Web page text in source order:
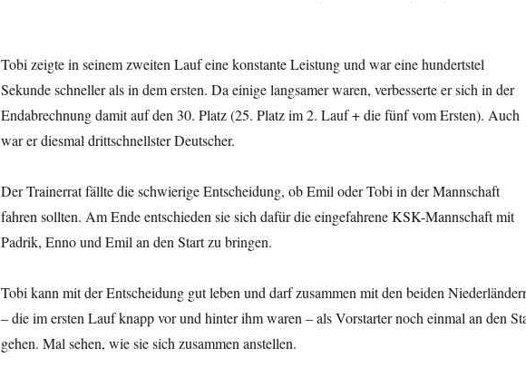
Tobi zeigte in seinem zweiten Lauf eine konstante Leistung und war eine hundertstel
Sekunde schneller als in dem ersten. Da einige langsamer waren, verbesserte er sich in der
Endabrechnung damit auf den 30. Platz (25. Platz im 2. Lauf + die fünf vom Ersten). Auch
war er diesmal drittschnellster Deutscher.
Der Trainerrat fällte die schwierige Entscheidung, ob Emil oder Tobi in der Mannschaft
fahren sollten. Am Ende entschieden sie sich dafür die eingefahrene KSK-Mannschaft mit
Padrik, Enno und Emil an den Start zu bringen.
Tobi kann mit der Entscheidung gut leben und darf zusammen mit den beiden
– die im ersten Lauf knapp vor und hinter ihm waren – als Vorstarter noch einmal an den
gehen. Mal sehen, wie sie sich zusammen anstellen.